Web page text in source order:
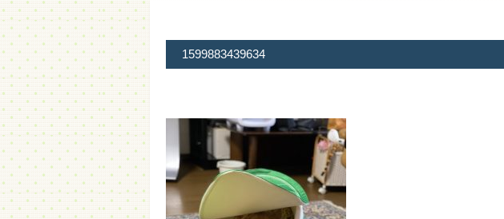
1599883439634